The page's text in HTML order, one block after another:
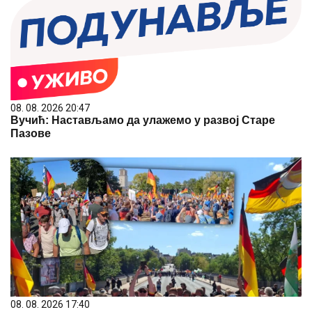
08. 08. 2026 20:47
Вучић: Настављамо да улажемо у развој Старе
Пазове
08. 08. 2026 17:40